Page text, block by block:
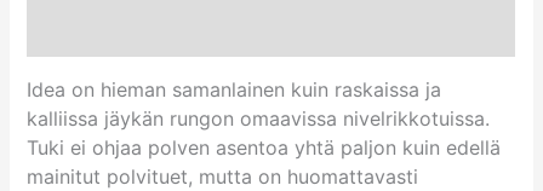
Idea on hieman samanlainen kuin raskaissa ja
kalliissa jäykän rungon omaavissa nivelrikkotuissa.
Tuki ei ohjaa polven asentoa yhtä paljon kuin edellä
mainitut polvituet, mutta on huomattavasti